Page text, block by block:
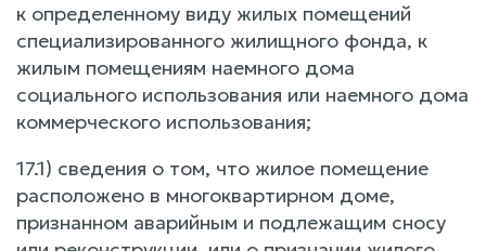
к определенному виду жилых помещений
специализированного жилищного фонда, к
жилым помещениям наемного дома
социального использования или наемного дома
коммерческого использования;
17.1) сведения о том, что жилое помещение
расположено в многоквартирном доме,
признанном аварийным и подлежащим сносу